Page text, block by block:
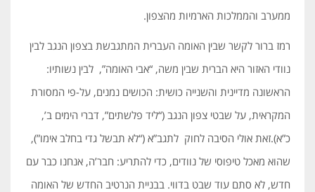
ממערב והממלכות הארמיות מהצפון.
רמז ברור לקשר שבין האומה העברית המתגבשת בצפון הנגב לבין
נוודי האזור היא הברית שבין משה, “אבי האומה”, לבין נשותיו:
הראשונה מדיינית והשנייה כושית: הכושים נמנים, על-פי המסורת
המקראית, על שבטי צפון הנגב (“ליד פלשתים”, דברי הימים ב’,
כ”א).זאת אולי הסיבה לחוק לתגב”א (“לא תבשל גדי בחלב אימו”),
שהוא מאכל טיפוסי של נוודים, כדי להתריע: חבר’ה, אנחנו כבר עם
חדש, לא סתם עוד שבט בדווי. בבניית הנרטיב החדש של האומה